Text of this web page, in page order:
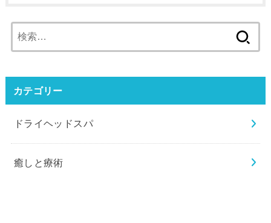
索:
カテゴリー
ドライヘッドスパ
癒しと療術